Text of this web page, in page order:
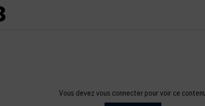
Vous devez vous connecter pour voir ce